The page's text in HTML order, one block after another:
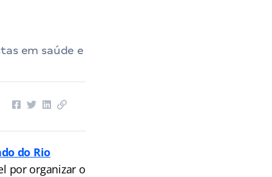
em saúde e
do Rio
por organizar o